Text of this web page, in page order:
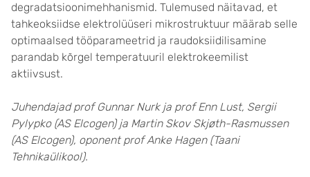
degradatsioonimehhanismid. Tulemused näitavad, et
tahkeoksiidse elektrolüüseri mikrostruktuur määrab selle
optimaalsed tööparameetrid ja raudoksiidilisamine
parandab kõrgel temperatuuril elektrokeemilist
aktiivsust.
Juhendajad prof Gunnar Nurk ja prof Enn Lust, Sergii
Pylypko (AS Elcogen) ja Martin Skov Skjøth-Rasmussen
(AS Elcogen), oponent prof Anke Hagen (Taani
Tehnikaülikool).